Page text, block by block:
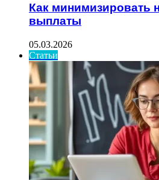
Как минимизировать
выплаты
05.03.2026
Статьи